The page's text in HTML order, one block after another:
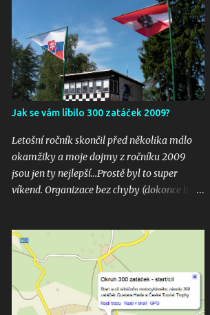
Jak se vám líbilo 300 zatáček 2009?
Letošní ročník skončil před několika málo
okamžiky a moje dojmy z ročníku 2009
jsou jen ty nejlepší...Prostě byl to super
víkend. Organizace bez chyby (dokonce bylo
žádná velká nehoda pokud vím a hlavně
překrásné souboje hned v několika
kubaturách. Máte fotky, videa ? Pošlete mi
odkaz na email 300zatacek@gmail.com a
podělte se s ostatními, budou uveřejněny na